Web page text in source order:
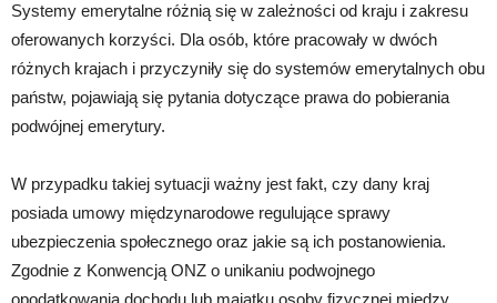
Systemy emerytalne różnią się w zależności od kraju i zakresu
oferowanych korzyści. Dla osób, które pracowały w dwóch
różnych krajach i przyczyniły się do systemów emerytalnych obu
państw, pojawiają się pytania dotyczące prawa do pobierania
podwójnej emerytury.
W przypadku takiej sytuacji ważny jest fakt, czy dany kraj
posiada umowy międzynarodowe regulujące sprawy
ubezpieczenia społecznego oraz jakie są ich postanowienia.
Zgodnie z Konwencją ONZ o unikaniu podwojnego